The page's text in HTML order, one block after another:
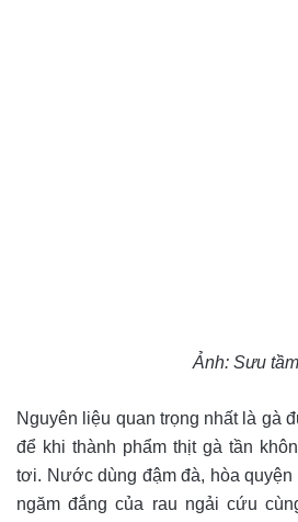
Ảnh: Sưu tầm
Nguyên liệu quan trọng nhất là gà
để khi thành phẩm thịt gà tần
tơi. Nước dùng đậm đà, hòa quyện
ngăm đắng của rau ngải cứu